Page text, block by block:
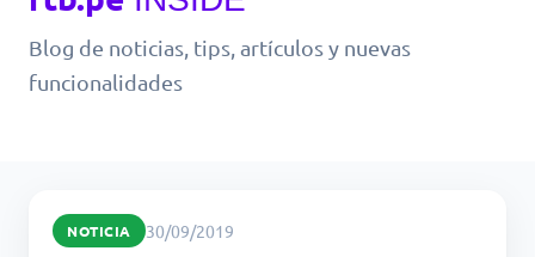
Blog de noticias, tips, artículos y nuevas
funcionalidades
NOTICIA 30/09/2019